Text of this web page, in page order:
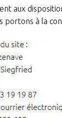
aux
portons à la